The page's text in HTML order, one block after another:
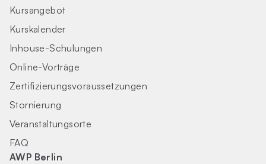
Kursangebot
Kurskalender
Inhouse-Schulungen
Online-Vorträge
Zertifizierungs­voraus­setzungen
Stornierung
Veranstaltungsorte
FAQ
AWP Berlin